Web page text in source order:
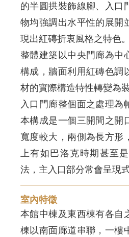
的半圓拱裝飾線腳、入口
物均強調出水平性的展開
現出紅磚折衷風格之特色。
整體建築以中央門廊為中
構成，牆面利用紅磚色調
材的實際構造特性轉變為
入口門廊整個面之處理為
本構成是一個三開間之開
寬度較大，兩側為長方形
上有如巴洛克時期甚至
法，主入口部分常會呈現
室內特徵
本館中棟及東西棟有各自
棟以南面廊道串聯，一樓